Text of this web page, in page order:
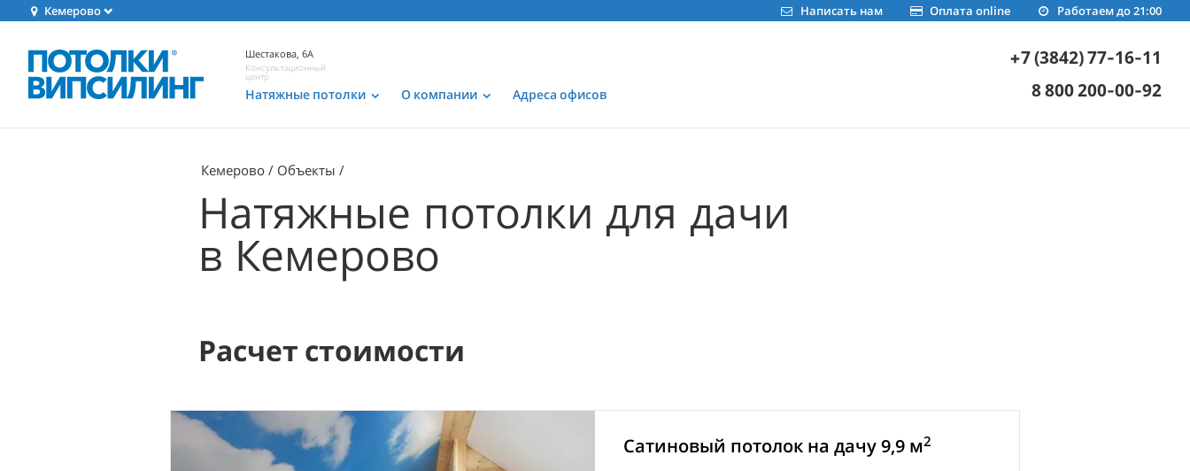
Кемерово Работаем до 21:00
Оплата online
Написать нам
Шестакова, 6А
Консультационный
центр
Натяжные потолки О компании Адреса офисов
+7 (3842) 77-16-11
8 800 200-00-92
Кемерово Объекты
Натяжные потолки для дачи
в Кемерово
Расчет стоимости
Сатиновый потолок на дачу 9,9 м2